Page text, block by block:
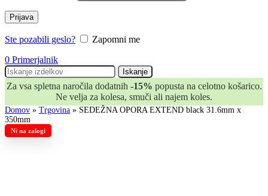
Prijava
Ste pozabili geslo?
Zapomni me
0 Primerjalnik
Iskanje
Za vsa spletna naročila dodatnih -15% popusta na celotno košarico.
Ne velja za kolesa, smuči ali najem koles.
Domov » Trgovina » SEDEŽNA OPORA EXTEND black 31.6mm x
350mm
Ni na zalogi